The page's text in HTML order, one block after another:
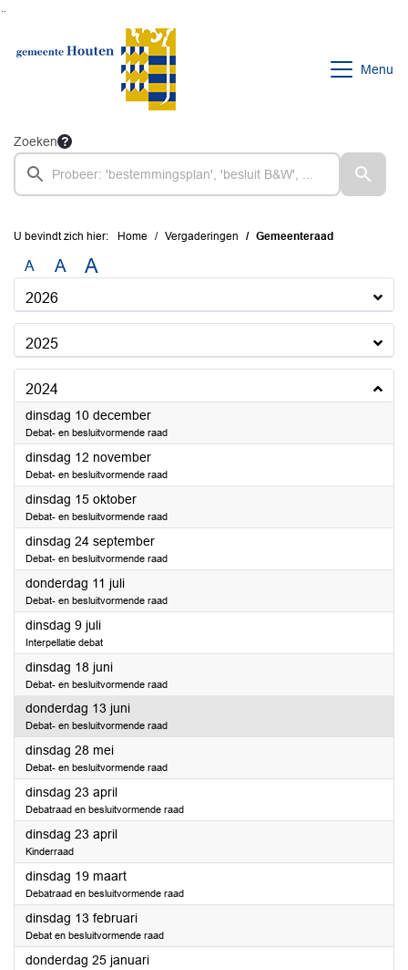
Menu
Zoeken
U bevindt zich hier: Home Vergaderingen Gemeenteraad
A A A
2026
2025
2024
dinsdag 10 december2024
Debat- en besluitvormende raad
dinsdag 12 november2024
Debat- en besluitvormende raad
dinsdag 15 oktober2024
Debat- en besluitvormende raad
dinsdag 24 september2024
Debat- en besluitvormende raad
donderdag 11 juli2024
Debat- en besluitvormende raad
dinsdag 9 juli2024
Interpellatie debat
dinsdag 18 juni2024
Debat- en besluitvormende raad
donderdag 13 juni2024
Debat- en besluitvormende raad
dinsdag 28 mei2024
Debat- en besluitvormende raad
dinsdag 23 april2024
Debatraad en besluitvormende raad
dinsdag 23 april2024
Kinderraad
dinsdag 19 maart2024
Debatraad en besluitvormende raad
dinsdag 13 februari2024
Debat en besluitvormende raad
donderdag 25 januari2024